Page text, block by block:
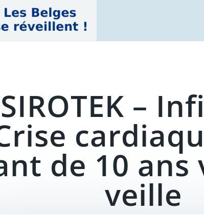
–
de 10 ans
veille